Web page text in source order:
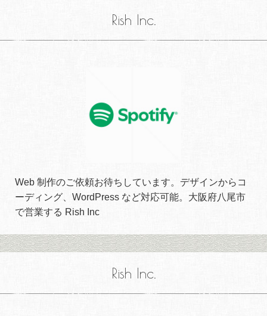
Rish Inc.
Web 制作のご依頼お待ちしています。デザインからコ
ーディング、WordPress など対応可能。大阪府八尾市
で営業する Rish Inc
Rish Inc.